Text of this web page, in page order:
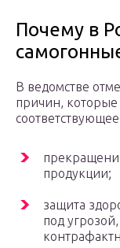
Почему в
В ведомстве
причин, которые
продукции;
защита
под